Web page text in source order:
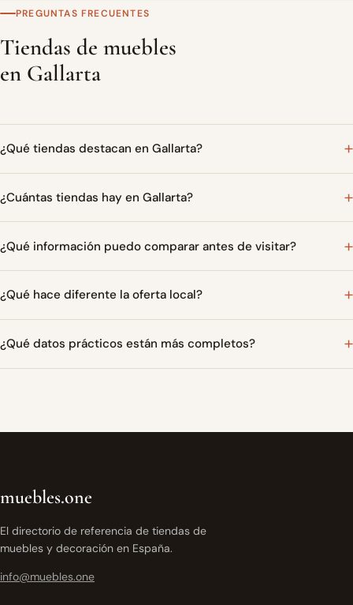
PREGUNTAS FRECUENTES
Tiendas de muebles
en Gallarta
¿Qué tiendas destacan en Gallarta?
¿Cuántas tiendas hay en Gallarta?
¿Qué información puedo comparar antes de visitar?
¿Qué hace diferente la oferta local?
¿Qué datos prácticos están más completos?
muebles.one
El directorio de referencia de tiendas de
muebles y decoración en España.
info@muebles.one